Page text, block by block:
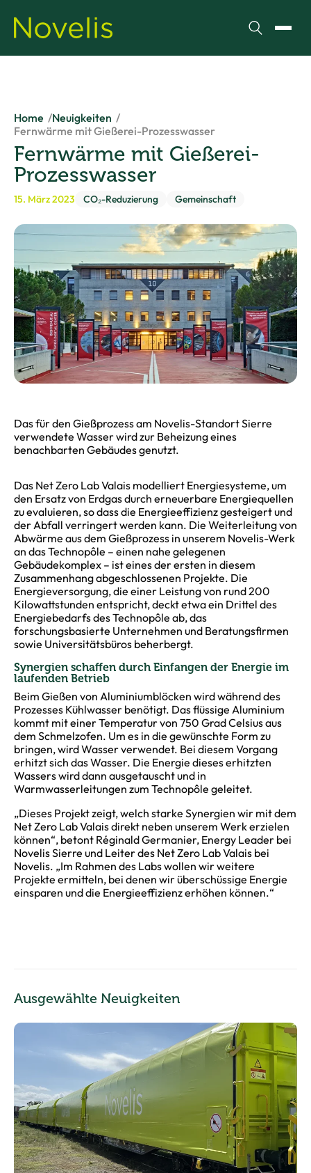
Suchen
Home
Neuigkeiten
Fernwärme mit Gießerei-Prozesswasser
Fernwärme mit Gießerei-
Prozesswasser
15. März 2023 CO₂-Reduzierung Gemeinschaft
Das für den Gießprozess am Novelis-Standort Sierre
verwendete Wasser wird zur Beheizung eines
benachbarten Gebäudes genutzt.
Das Net Zero Lab Valais modelliert Energiesysteme, um
den Ersatz von Erdgas durch erneuerbare Energiequellen
zu evaluieren, so dass die Energieeffizienz gesteigert und
der Abfall verringert werden kann. Die Weiterleitung von
Abwärme aus dem Gießprozess in unserem Novelis-Werk
an das Technopôle – einen nahe gelegenen
Gebäudekomplex – ist eines der ersten in diesem
Zusammenhang abgeschlossenen Projekte. Die
Energieversorgung, die einer Leistung von rund 200
Kilowattstunden entspricht, deckt etwa ein Drittel des
Energiebedarfs des Technopôle ab, das
forschungsbasierte Unternehmen und Beratungsfirmen
sowie Universitätsbüros beherbergt.
Synergien schaffen durch Einfangen der Energie im
laufenden Betrieb
Beim Gießen von Aluminiumblöcken wird während des
Prozesses Kühlwasser benötigt. Das flüssige Aluminium
kommt mit einer Temperatur von 750 Grad Celsius aus
dem Schmelzofen. Um es in die gewünschte Form zu
bringen, wird Wasser verwendet. Bei diesem Vorgang
erhitzt sich das Wasser. Die Energie dieses erhitzten
Wassers wird dann ausgetauscht und in
Warmwasserleitungen zum Technopôle geleitet.
„Dieses Projekt zeigt, welch starke Synergien wir mit dem
Net Zero Lab Valais direkt neben unserem Werk erzielen
können“, betont Réginald Germanier, Energy Leader bei
Novelis Sierre und Leiter des Net Zero Lab Valais bei
Novelis. „Im Rahmen des Labs wollen wir weitere
Projekte ermitteln, bei denen wir überschüssige Energie
einsparen und die Energieeffizienz erhöhen können.“
Ausgewählte Neuigkeiten